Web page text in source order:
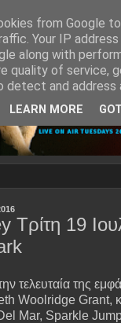
Τρίτη 19
τελευταία της
Woolridge Grant,
Mar, Sparkle
from Google
Your IP
along with
quality of service,
and address
LEARN MORE